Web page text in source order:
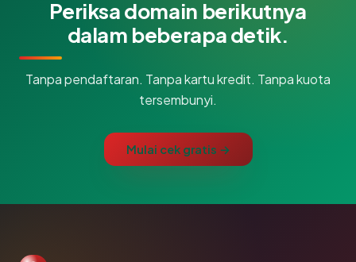
Periksa domain berikutnya
dalam beberapa detik.
Tanpa pendaftaran. Tanpa kartu kredit. Tanpa kuota
tersembunyi.
Mulai cek gratis →